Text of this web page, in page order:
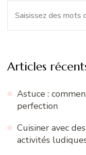
Articles
Astuce :
perfection
Cuisiner avec
activités